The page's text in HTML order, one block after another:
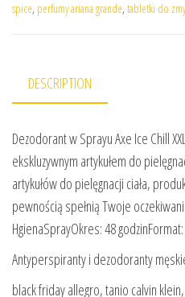
spice, perfumy ariana grande, tabletki do
DESCRIPTION
Dezodorant w Sprayu Axe Ice Chill
ekskluzywnym artykułem do
artykułów do pielęgnacji ciała,
pewnością spełnią Twoje
HgienaSprayOkres: 48
Antyperspiranty i dezodoranty
black friday allegro, tanio calvin